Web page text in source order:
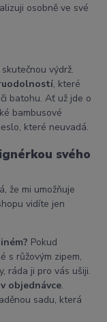
osobně ve své
výdrž.
, které
batohu. Ať už jde o
bambusové
které neuvadá.
svého
že mi umožňuje
vidíte jen
Pokud
s růžovým zipem,
ráda ji pro vás ušiji.
objednávce.
sadu, která